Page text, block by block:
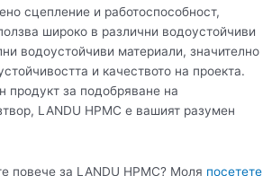
сцепление и работоспособност,
широко в различни водоустойчиви
водоустойчиви материали, значително
и качеството на проекта.
продукт за подобряване на
LANDU HPMC е вашият разумен
повече за LANDU HPMC? Моля посетете